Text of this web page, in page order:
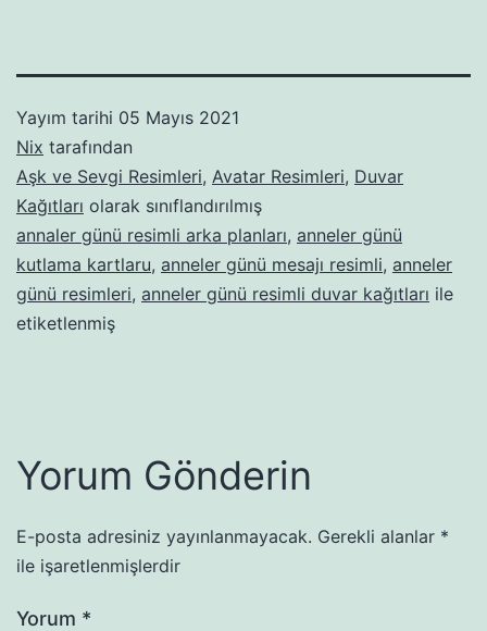
Yayım tarihi 05 Mayıs 2021
Nix tarafından
Aşk ve Sevgi Resimleri, Avatar Resimleri, Duvar
Kağıtları olarak sınıflandırılmış
annaler günü resimli arka planları, anneler günü
kutlama kartlaru, anneler günü mesajı resimli, anneler
günü resimleri, anneler günü resimli duvar kağıtları ile
etiketlenmiş
Yorum Gönderin
E-posta adresiniz yayınlanmayacak. Gerekli alanlar *
ile işaretlenmişlerdir
Yorum *